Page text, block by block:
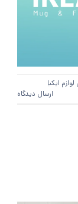
ایکیا
ارسال دیدگاه